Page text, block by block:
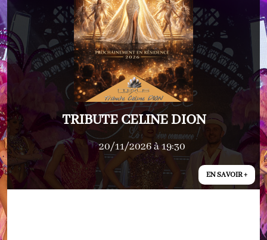
TRIBUTE CELINE DION
20/11/2026 à 19:30
EN SAVOIR +